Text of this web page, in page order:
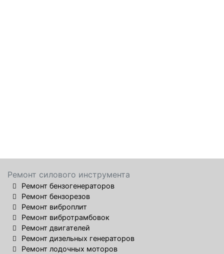
Ремонт силового инструмента
Ремонт бензогенераторов
Ремонт бензорезов
Ремонт виброплит
Ремонт вибротрамбовок
Ремонт двигателей
Ремонт дизельных генераторов
Ремонт лодочных моторов